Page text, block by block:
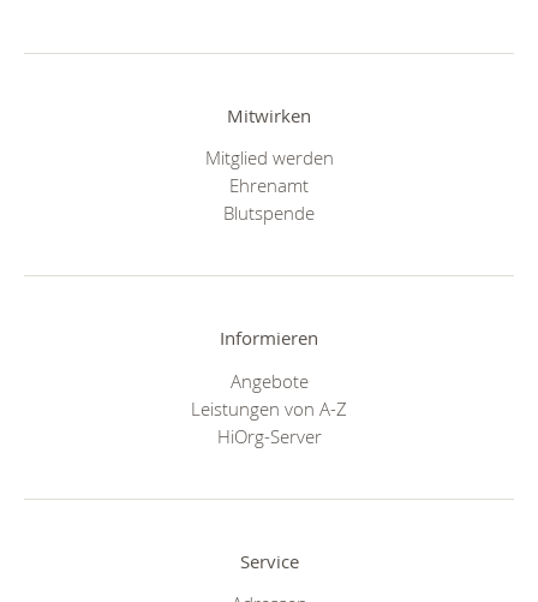
Mitwirken
Mitglied werden
Ehrenamt
Blutspende
Informieren
Angebote
Leistungen von A-Z
HiOrg-Server
Service